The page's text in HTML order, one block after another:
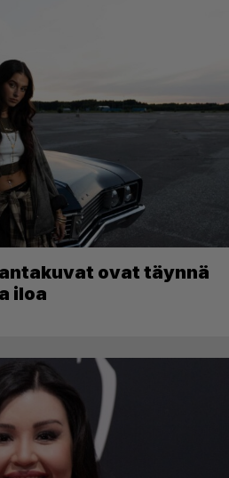
ovat täynnä
iloa